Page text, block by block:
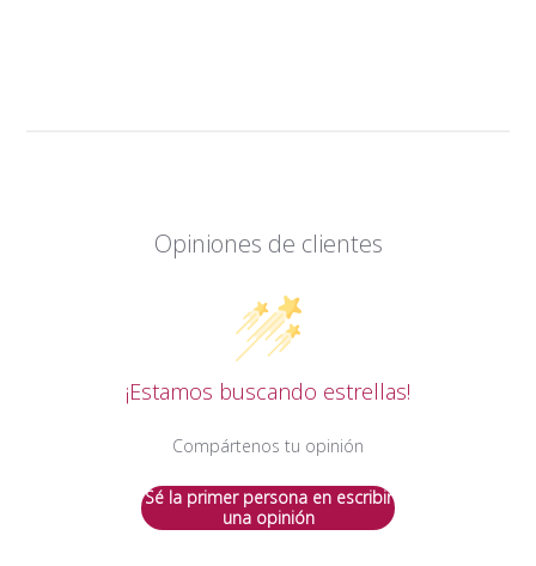
Opiniones de clientes
¡Estamos buscando estrellas!
Compártenos tu opinión
Sé la primer persona en escribir
una opinión